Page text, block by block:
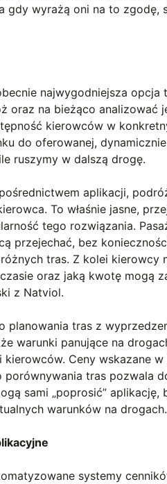
gdy wyrażą oni na to
najwygodniejsza opcja
oraz na bieżąco analizować
kierowców w
do oferowanej,
ruszymy w dalszą drogę.
aplikacji,
To właśnie jasne,
tego rozwiązania.
przejechać, bez
tras. Z kolei kierowcy
oraz jaką kwotę mogą
z Natviol.
planowania tras z
warunki panujące na
Ceny wskazane
porównywania tras pozwala
sami „poprosić”
warunków na drogach.
systemy